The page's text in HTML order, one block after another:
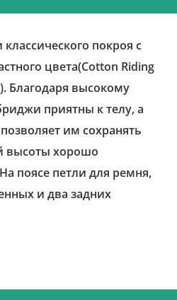
покроя с
цвета(Cotton Riding
Благодаря высокому
приятны к телу, а
им сохранять
высоты хорошо
поясе петли для ремня,
и два задних